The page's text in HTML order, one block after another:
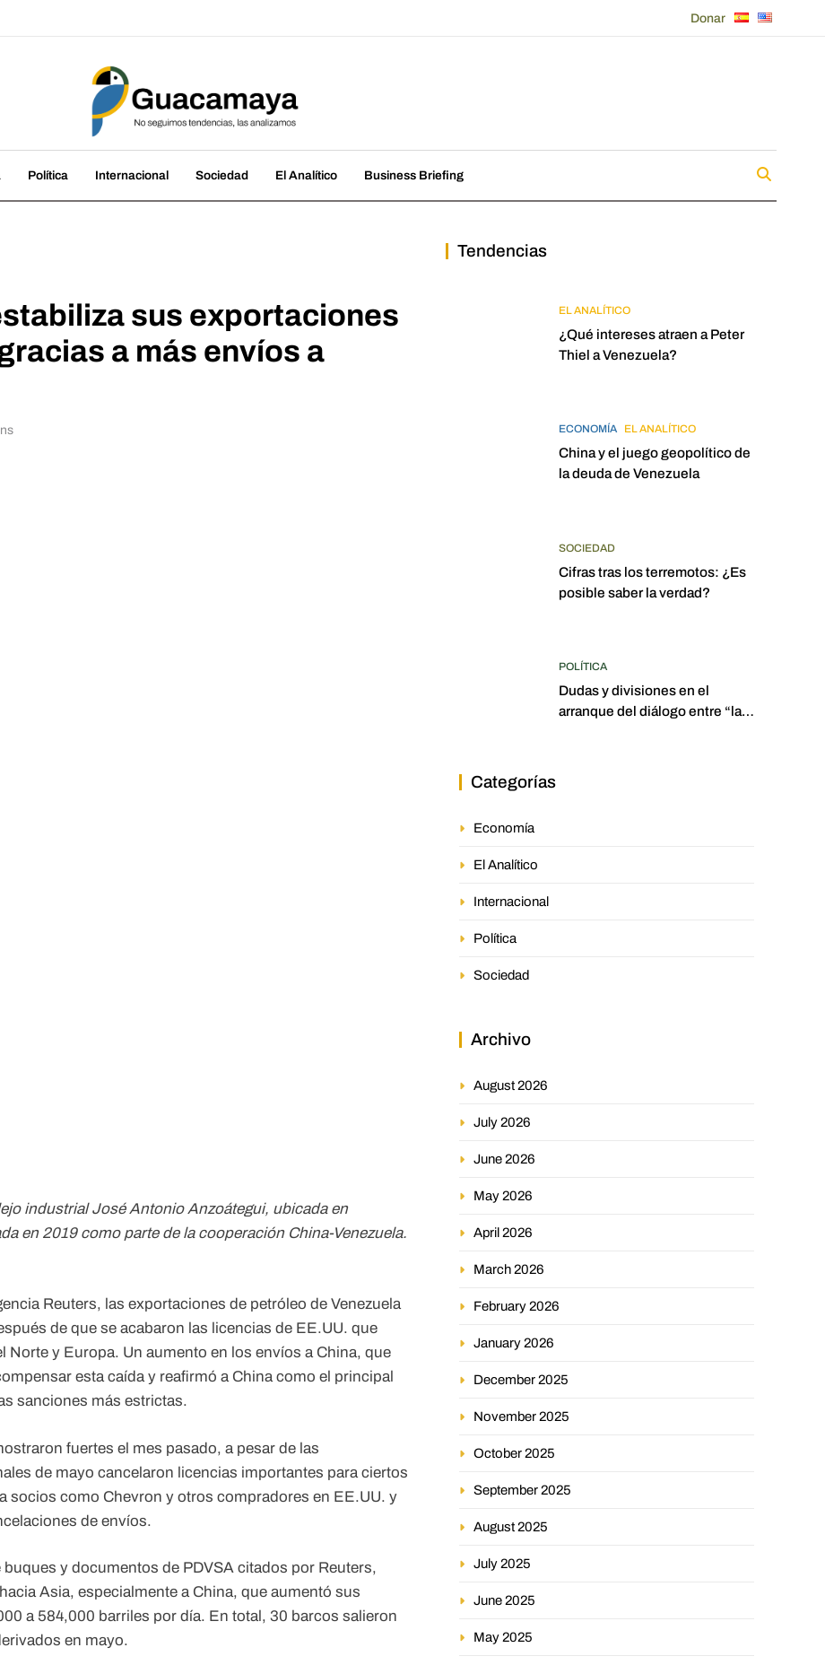
Donar
Política Internacional Sociedad El Analítico Business Briefing
sus exportaciones
a más envíos a
industrial José Antonio Anzoátegui, ubicada en
en 2019 como parte de la cooperación China-Venezuela.
Reuters, las exportaciones de petróleo de Venezuela
de que se acabaron las licencias de EE.UU. que
Norte y Europa. Un aumento en los envíos a China, que
esta caída y reafirmó a China como el principal
sanciones más estrictas.
fuertes el mes pasado, a pesar de las
de mayo cancelaron licencias importantes para ciertos
socios como Chevron y otros compradores en EE.UU. y
de envíos.
y documentos de PDVSA citados por Reuters,
Asia, especialmente a China, que aumentó sus
a 584,000 barriles por día. En total, 30 barcos salieron
en mayo.
Tendencias
EL ANALÍTICO
¿Qué intereses atraen a Peter
Thiel a Venezuela?
ECONOMÍA EL ANALÍTICO
China y el juego geopolítico de
la deuda de Venezuela
SOCIEDAD
Cifras tras los terremotos: ¿Es
posible saber la verdad?
POLÍTICA
Dudas y divisiones en el
arranque del diálogo entre “las
Categorías
Economía
El Analítico
Internacional
Política
Sociedad
Archivo
August 2026
July 2026
June 2026
May 2026
April 2026
March 2026
February 2026
January 2026
December 2025
November 2025
October 2025
September 2025
August 2025
July 2025
June 2025
May 2025